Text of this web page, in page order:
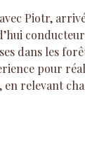
Piotr,
dans les
pour
en relevant